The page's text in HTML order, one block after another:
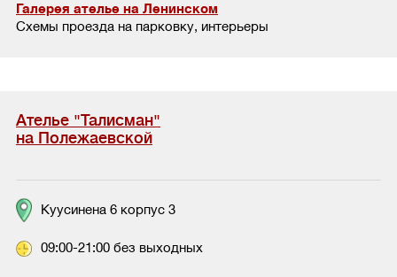
Галерея ателье на Ленинском
Схемы проезда на парковку, интерьеры
Ателье "Талисман"
на Полежаевской
Куусинена 6 корпус 3
09:00-21:00 без выходных